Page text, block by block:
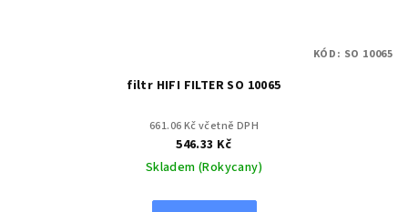
filtr HIFI FILTER SO 10065
661.06 Kč včetně DPH
546.33 Kč
Skladem (Rokycany)
KÓD: SO 10065